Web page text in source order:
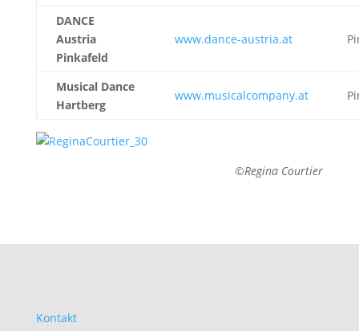
DANCE
Austria
Pinkafeld
www.dance-austria.at
Musical Dance
Hartberg
www.musicalcompany.at
©Regina Courtier
Kontakt